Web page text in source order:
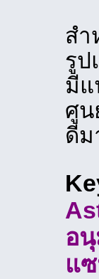
สำ
รูป
มีแ
ศูน
ดีม
อ
แ